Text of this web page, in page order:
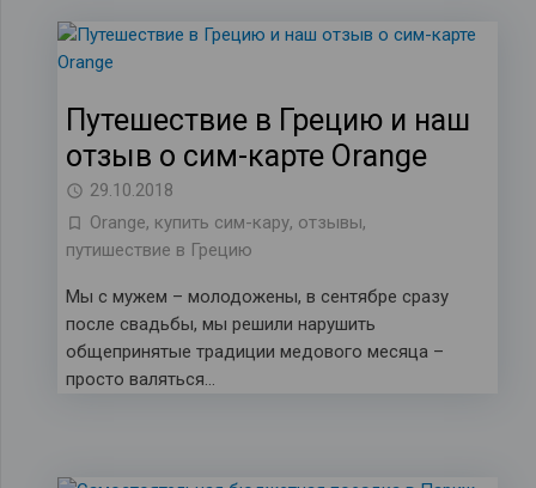
Путешествие в Грецию и наш
отзыв о сим-карте Orange
29.10.2018
Orange, купить сим-кару, отзывы,
путишествие в Грецию
Мы с мужем – молодожены, в сентябре сразу
после свадьбы, мы решили нарушить
общепринятые традиции медового месяца –
просто валяться…